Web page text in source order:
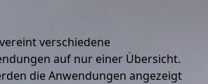
vereint verschiedene
auf nur einer Übersicht.
die Anwendungen angezeigt